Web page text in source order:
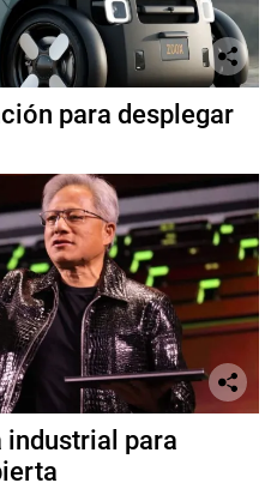
para desplegar
para